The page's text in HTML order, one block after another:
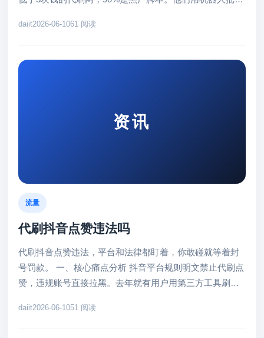
daiit2026-06-1061 阅读
资讯
流量
代刷抖音点赞违法吗
代刷抖音点赞违法，平台和法律都盯着，你敢碰就等着封
号罚款。 一、核心痛点分析 抖音平台规则明文禁止代刷点
赞，违规账号直接拉黑。去年就有用户用第三方工具刷
daiit2026-06-1051 阅读